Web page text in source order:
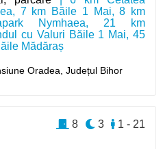
7 km Băile 1 Mai, 8 km
Nymhaea, 21 km
cu Valuri Băile 1 Mai, 45
Mădăraș
Oradea,Județul Bihor
1 - 21
3
8